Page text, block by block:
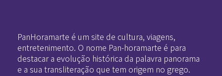
PanHoramarte é um site de cultura, viagens,
entretenimento. O nome Pan-horamarte é para
destacar a evolução histórica da palavra panorama
e a sua transliteração que tem origem no grego.